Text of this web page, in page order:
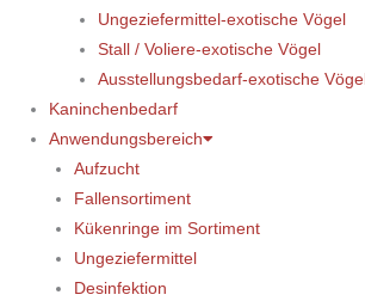
Ungeziefermittel-exotische Vögel
Stall / Voliere-exotische Vögel
Ausstellungsbedarf-exotische Vögel
Kaninchenbedarf
Anwendungsbereich
Aufzucht
Fallensortiment
Kükenringe im Sortiment
Ungeziefermittel
Desinfektion